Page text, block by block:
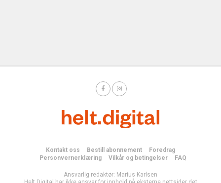
Kontakt oss Bestill abonnement
Foredrag
Personvernerklæring
Vilkår og betingelser FAQ
Ansvarlig redaktør: Marius Karlsen